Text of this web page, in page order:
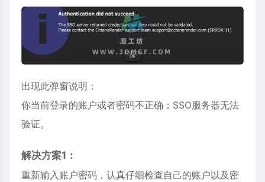
出现此弹窗说明：
你当前登录的账户或者密码不正确；SSO服务器无法
验证。
解决方案1：
重新输入账户密码，认真仔细检查自己的账户以及密